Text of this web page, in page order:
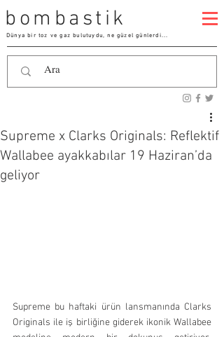
bombastik
Dünya bir toz ve gaz bulutuydu, ne güzel günlerdi...
Supreme x Clarks Originals: Reflektif
Wallabee ayakkabılar 19 Haziran’da
geliyor
Supreme bu haftaki ürün lansmanında Clarks
Originals ile iş birliğine giderek ikonik Wallabee